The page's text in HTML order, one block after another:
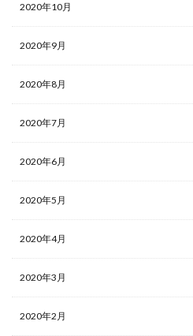
2020年10月
2020年9月
2020年8月
2020年7月
2020年6月
2020年5月
2020年4月
2020年3月
2020年2月